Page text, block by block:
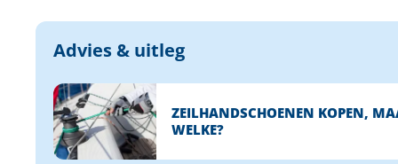
Advies & uitleg
ZEILHANDSCHOENEN KOPEN,
WELKE?